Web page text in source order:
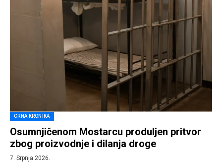
CRNA KRONIKA
Osumnjičenom Mostarcu produljen pritvor
zbog proizvodnje i dilanja droge
7. Srpnja 2026.